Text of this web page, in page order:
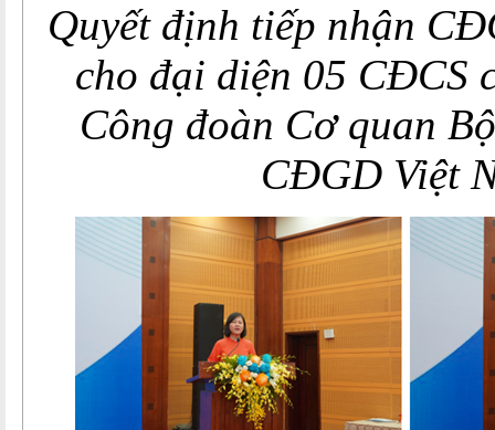
Quyết định tiếp nhận
cho đại diện 05 CĐCS
Công đoàn Cơ quan
CĐGD Việt